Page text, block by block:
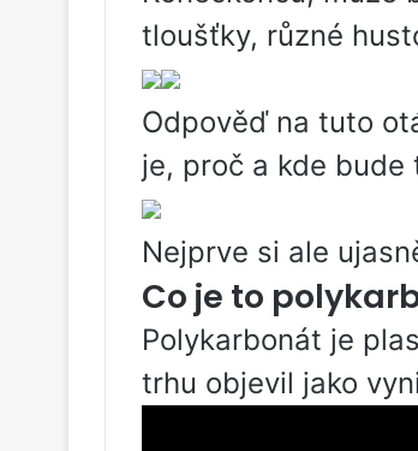
tloušťky, různé
Odpověď na tuto
je, proč a kde
Nejprve si ale
Co je to
Polykarbonát je
trhu objevil jako